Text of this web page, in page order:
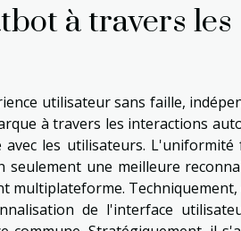
à travers les
utilisateur sans faille,
à travers les interactions
les utilisateurs. L'uniformité
une meilleure
multiplateforme. Techniquement,
de l'interface